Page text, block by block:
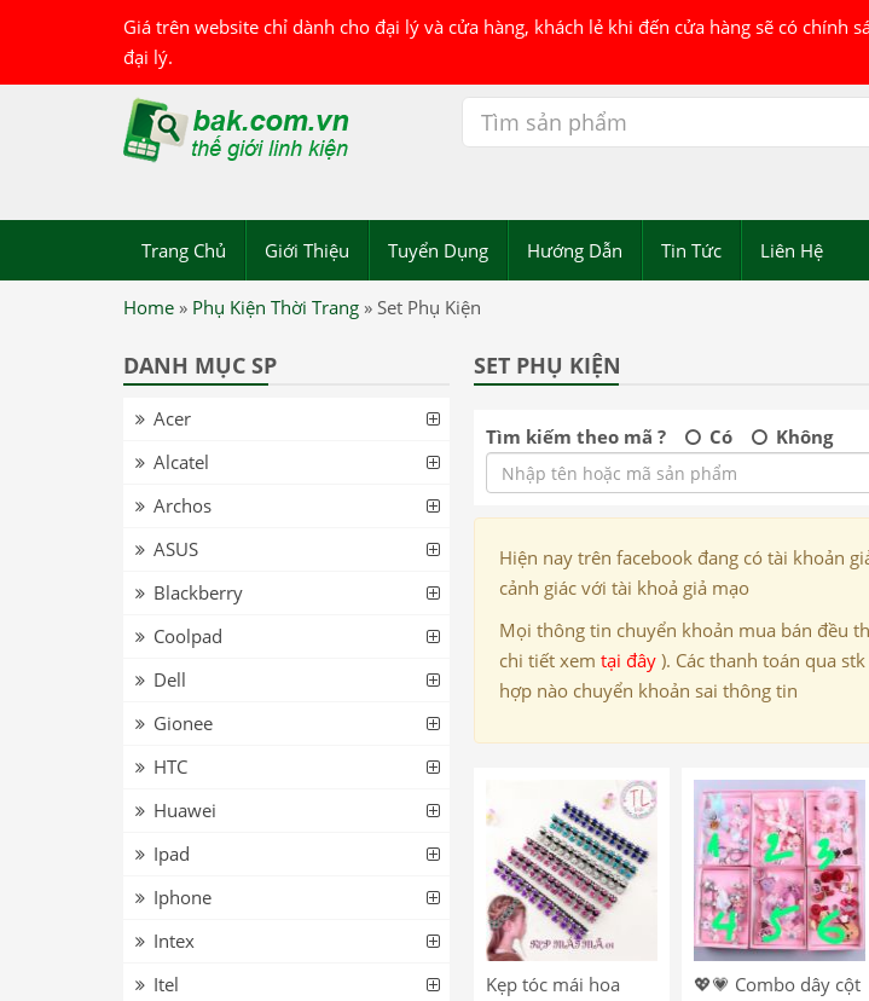
Giá trên website chỉ dành cho đại lý và cửa hàng, khách lẻ khi đến cửa hàng sẽ có chính
đại lý.
Trang Chủ Giới Thiệu Tuyển Dụng Hướng Dẫn Tin Tức Liên Hệ
Home » Phụ Kiện Thời Trang » Set Phụ Kiện
SET PHỤ KIỆN
Tìm kiếm theo mã ? Có Không
Hiện nay trên facebook đang có tài khoản
cảnh giác với tài khoả giả mạo
Mọi thông tin chuyển khoản mua bán đều
chi tiết xem tại đây ). Các thanh toán qua
hợp nào chuyển khoản sai thông tin
Kẹp tóc mái hoa
💖💗 Combo dây cột
DANH MỤC SP
Acer
Alcatel
Archos
ASUS
Blackberry
Coolpad
Dell
Gionee
HTC
Huawei
Ipad
Iphone
Intex
Itel